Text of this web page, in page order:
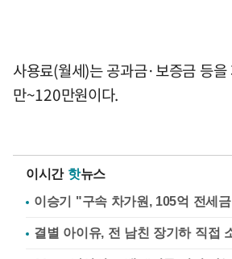
사용료(월세)는 공과금·보증금 등
만~120만원이다.
이시간 핫뉴스
이승기 "구속 차가원, 105억 전세
결별 아이유, 전 남친 장기하 직접